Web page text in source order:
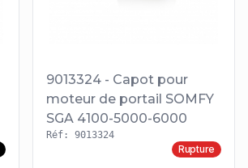
9013324 - Capot pour
moteur de portail SOMFY
SGA 4100-5000-6000
Réf: 9013324
Rupture